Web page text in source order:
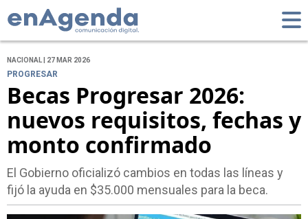
NACIONAL | 27 MAR 2026
PROGRESAR
Becas Progresar 2026:
nuevos requisitos, fechas y
monto confirmado
El Gobierno oficializó cambios en todas las líneas y
fijó la ayuda en $35.000 mensuales para la beca.